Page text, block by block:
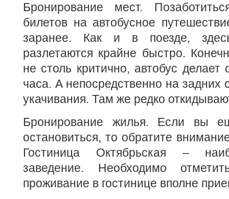
Бронирование мест.
билетов на автобусное
заранее. Как и в поезде,
разлетаются крайне быстро.
не столь критично, автобус делает
часа. А непосредственно на задних
укачивания. Там же редко
Бронирование жилья. Если вы
остановиться, то обратите
Гостиница Октябрьская –
заведение. Необходимо
проживание в гостинице вполне